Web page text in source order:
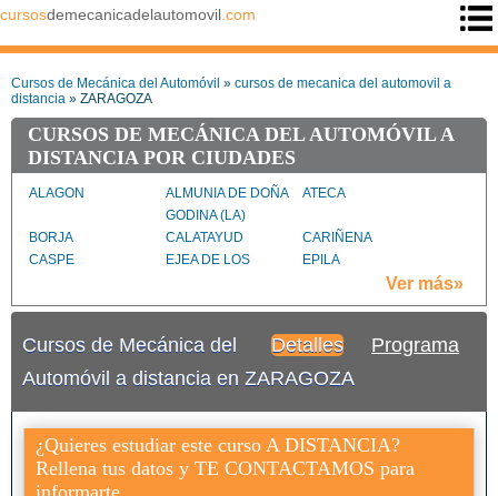
cursosdemecanicadelautomovil .com
Cursos de Mecánica del Automóvil » cursos de mecanica del automovil a
distancia » ZARAGOZA
CURSOS DE MECÁNICA DEL AUTOMÓVIL A
DISTANCIA POR CIUDADES
ALAGON
ALMUNIA DE DOÑA
GODINA (LA)
ATECA
BORJA CALATAYUD
CARIÑENA
CASPE
EJEA DE LOS
EPILA
FUENTES DE EBRO ILLUECA
MEQUINENZA
TAUSTE
UTEBO
ZARAGOZA ciudad
ZUERA
Ver más»
Detalles Programa
Cursos de Mecánica del
Automóvil a distancia en ZARAGOZA
¿Quieres estudiar este curso A DISTANCIA?
Rellena tus datos y TE CONTACTAMOS para
informarte